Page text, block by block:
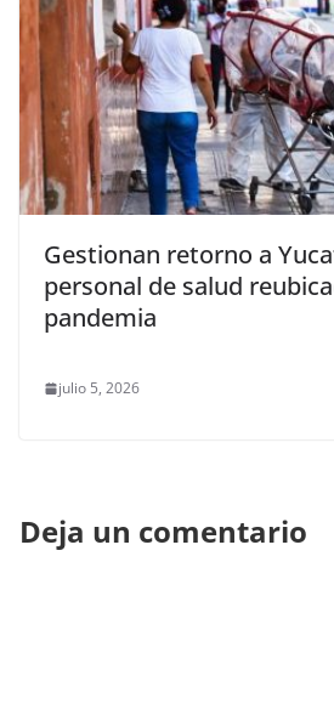
Gestionan retorno a
personal de salud
pandemia
julio 5, 2026
Deja un comentario